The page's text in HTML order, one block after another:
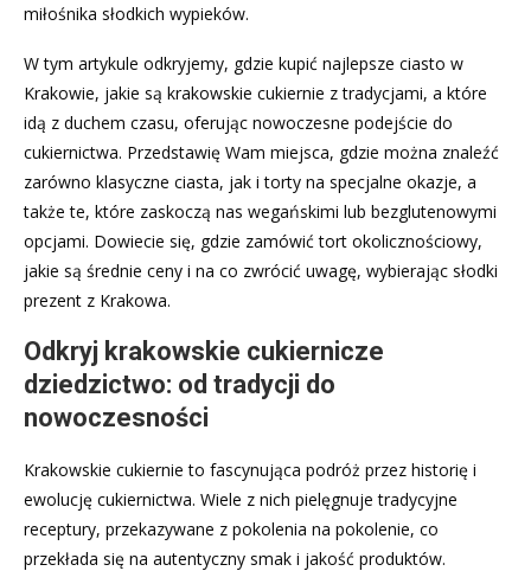
miłośnika słodkich wypieków.
W tym artykule odkryjemy, gdzie kupić najlepsze ciasto w
Krakowie, jakie są krakowskie cukiernie z tradycjami, a które
idą z duchem czasu, oferując nowoczesne podejście do
cukiernictwa. Przedstawię Wam miejsca, gdzie można znaleźć
zarówno klasyczne ciasta, jak i torty na specjalne okazje, a
także te, które zaskoczą nas wegańskimi lub bezglutenowymi
opcjami. Dowiecie się, gdzie zamówić tort okolicznościowy,
jakie są średnie ceny i na co zwrócić uwagę, wybierając słodki
prezent z Krakowa.
Odkryj krakowskie cukiernicze
dziedzictwo: od tradycji do
nowoczesności
Krakowskie cukiernie to fascynująca podróż przez historię i
ewolucję cukiernictwa. Wiele z nich pielęgnuje tradycyjne
receptury, przekazywane z pokolenia na pokolenie, co
przekłada się na autentyczny smak i jakość produktów.